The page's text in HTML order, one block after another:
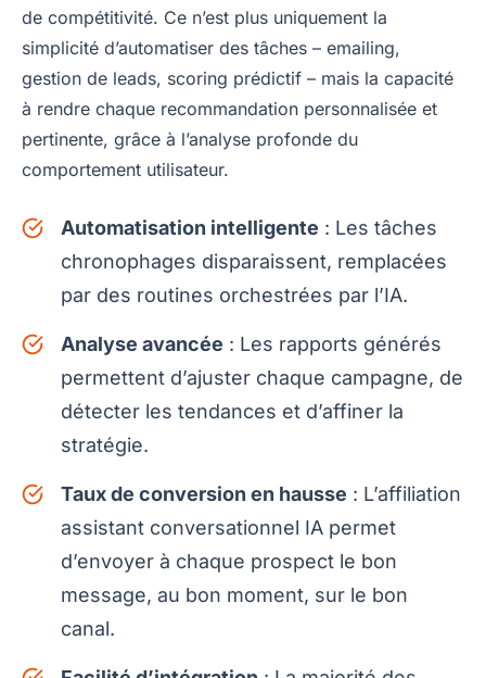
de compétitivité. Ce n’est plus uniquement la
simplicité d’automatiser des tâches – emailing,
gestion de leads, scoring prédictif – mais la capacité
à rendre chaque recommandation personnalisée et
pertinente, grâce à l’analyse profonde du
comportement utilisateur.
Automatisation intelligente : Les tâches
chronophages disparaissent, remplacées
par des routines orchestrées par l’IA.
Analyse avancée : Les rapports générés
permettent d’ajuster chaque campagne, de
détecter les tendances et d’affiner la
stratégie.
Taux de conversion en hausse : L’affiliation
assistant conversationnel IA permet
d’envoyer à chaque prospect le bon
message, au bon moment, sur le bon
canal.